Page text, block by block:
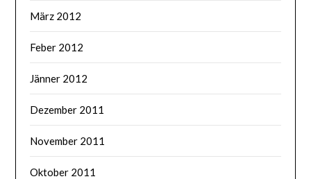
März 2012
Feber 2012
Jänner 2012
Dezember 2011
November 2011
Oktober 2011